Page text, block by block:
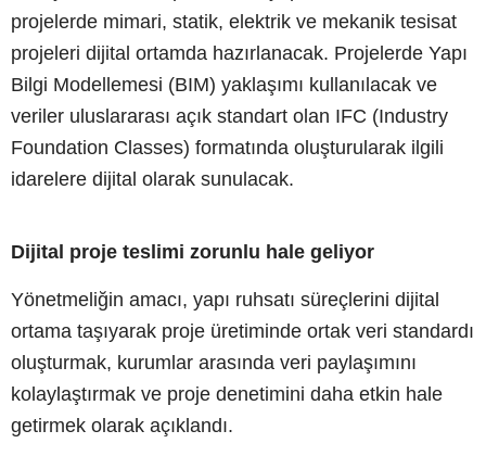
projelerde mimari, statik, elektrik ve mekanik tesisat
projeleri dijital ortamda hazırlanacak. Projelerde Yapı
Bilgi Modellemesi (BIM) yaklaşımı kullanılacak ve
veriler uluslararası açık standart olan IFC (Industry
Foundation Classes) formatında oluşturularak ilgili
idarelere dijital olarak sunulacak.
Dijital proje teslimi zorunlu hale geliyor
Yönetmeliğin amacı, yapı ruhsatı süreçlerini dijital
ortama taşıyarak proje üretiminde ortak veri standardı
oluşturmak, kurumlar arasında veri paylaşımını
kolaylaştırmak ve proje denetimini daha etkin hale
getirmek olarak açıklandı.